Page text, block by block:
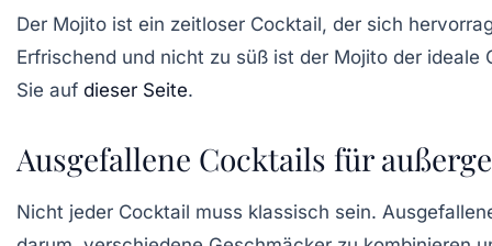
Der Mojito ist ein zeitloser Cocktail, der sich
Erfrischend und nicht zu süß ist der Mojito der
Sie auf dieser Seite.
Ausgefallene Cocktails für
Nicht jeder Cocktail muss klassisch sein.